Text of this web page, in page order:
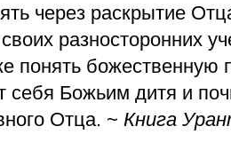
через раскрытие
разносторонних
понять божественную
себя Божьим дитя и
Отца. ~ Книга